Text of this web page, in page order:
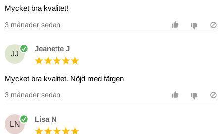
Mycket bra kvalitet!
3 månader sedan
JJ
Jeanette J
Mycket bra kvalitet. Nöjd med färgen
3 månader sedan
LN
Lisa N